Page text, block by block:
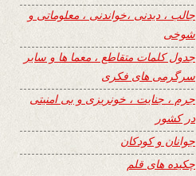
جالب ، دیدنی ،خواندنی ، معلوماتی و
شوخی
جدول کلمات متقاطع ، معما ها و سایر
سرگرمی های فکری
جرم ، جنایت ، خونریزی و بی امنیتی
در کشور
جوانان و کودکان
چکیده های قلم